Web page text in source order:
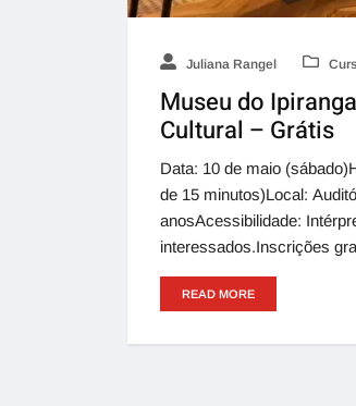
Juliana Rangel
Museu do
Cultural – Grátis
Data: 10 de maio
de 15 minutos)Local:
anosAcessibilidade:
interessados.Inscrições
READ MORE